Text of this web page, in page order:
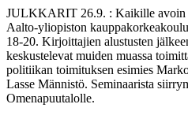
JULKKARIT 26.9. : Kaikille avoin
Aalto-yliopiston
18-20. Kirjoittajien alustusten
keskustelevat muiden muassa
politiikan toimituksen esimies
Lasse Männistö. Seminaarista
Omenapuutalolle.